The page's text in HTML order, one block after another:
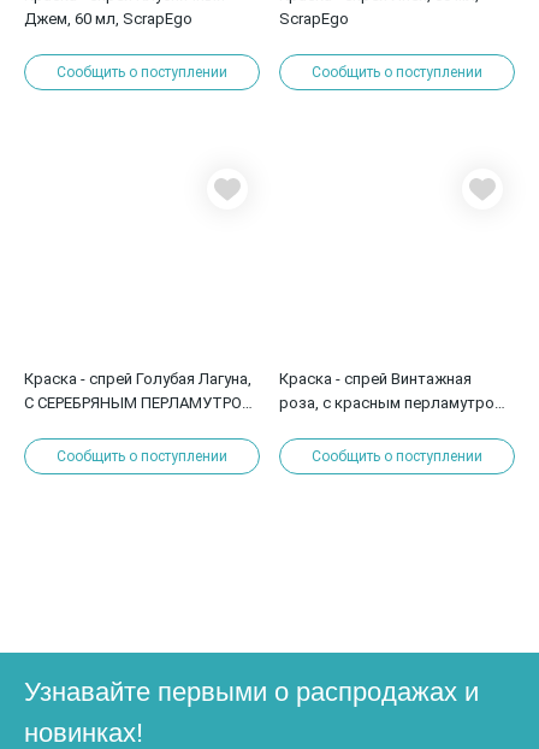
Джем, 60 мл, ScrapEgo
Сообщить о поступлении
ScrapEgo
Сообщить о поступлении
Краска - спрей Голубая Лагуна,
С СЕРЕБРЯНЫМ ПЕРЛАМУТРОМ,
Сообщить о поступлении
Краска - спрей Винтажная
роза, с красным перламутром,
Сообщить о поступлении
Узнавайте первыми о распродажах и
новинках!